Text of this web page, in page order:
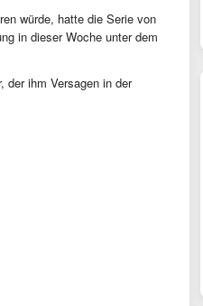
würde, hatte die Serie von
in dieser Woche unter dem
der ihm Versagen in der